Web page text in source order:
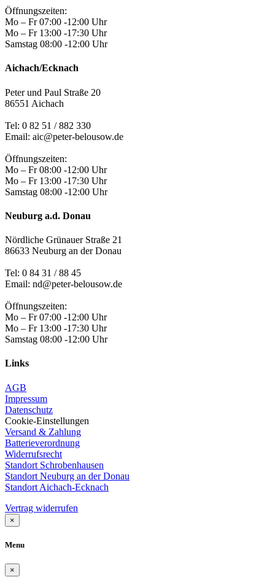
Öffnungszeiten:
Mo – Fr 07:00 -12:00 Uhr
Mo – Fr 13:00 -17:30 Uhr
Samstag 08:00 -12:00 Uhr
Aichach/Ecknach
Peter und Paul Straße 20
86551 Aichach
Tel: 0 82 51 / 882 330
Email: aic@peter-belousow.de
Öffnungszeiten:
Mo – Fr 08:00 -12:00 Uhr
Mo – Fr 13:00 -17:30 Uhr
Samstag 08:00 -12:00 Uhr
Neuburg a.d. Donau
Nördliche Grünauer Straße 21
86633 Neuburg an der Donau
Tel: 0 84 31 / 88 45
Email: nd@peter-belousow.de
Öffnungszeiten:
Mo – Fr 07:00 -12:00 Uhr
Mo – Fr 13:00 -17:30 Uhr
Samstag 08:00 -12:00 Uhr
Links
AGB
Impressum
Datenschutz
Cookie-Einstellungen
Versand & Zahlung
Batterieverordnung
Widerrufsrecht
Standort Schrobenhausen
Standort Neuburg an der Donau
Standort Aichach-Ecknach
Vertrag widerrufen
×
Menu
×